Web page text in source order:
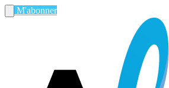
M'abonner